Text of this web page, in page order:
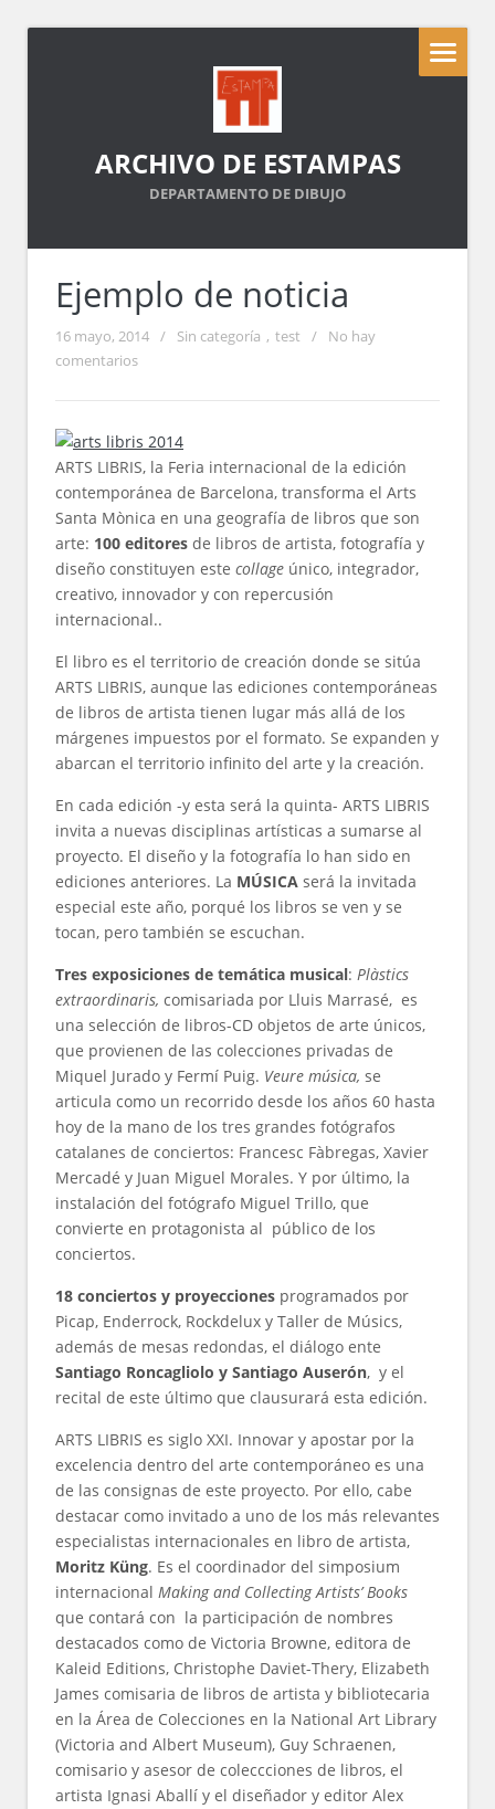
ARCHIVO DE ESTAMPAS
DEPARTAMENTO DE DIBUJO
Ejemplo de noticia
16 mayo, 2014 / Sin categoría , test /
No hay
comentarios
ARTS LIBRIS, la Feria internacional de la edición
contemporánea de Barcelona, transforma el Arts
Santa Mònica en una geografía de libros que son
arte: 100 editores de libros de artista, fotografía y
diseño constituyen este collage único, integrador,
creativo, innovador y con repercusión
internacional..
El libro es el territorio de creación donde se sitúa
ARTS LIBRIS, aunque las ediciones contemporáneas
de libros de artista tienen lugar más allá de los
márgenes impuestos por el formato. Se expanden y
abarcan el territorio infinito del arte y la creación.
En cada edición -y esta será la quinta- ARTS LIBRIS
invita a nuevas disciplinas artísticas a sumarse al
proyecto. El diseño y la fotografía lo han sido en
ediciones anteriores. La MÚSICA será la invitada
especial este año, porqué los libros se ven y se
tocan, pero también se escuchan.
Tres exposiciones de temática musical: Plàstics
extraordinaris, comisariada por Lluis Marrasé, es
una selección de libros-CD objetos de arte únicos,
que provienen de las colecciones privadas de
Miquel Jurado y Fermí Puig. Veure música, se
articula como un recorrido desde los años 60 hasta
hoy de la mano de los tres grandes fotógrafos
catalanes de conciertos: Francesc Fàbregas, Xavier
Mercadé y Juan Miguel Morales. Y por último, la
instalación del fotógrafo Miguel Trillo, que
convierte en protagonista al público de los
conciertos.
18 conciertos y proyecciones programados por
Picap, Enderrock, Rockdelux y Taller de Músics,
además de mesas redondas, el diálogo ente
Santiago Roncagliolo y Santiago Auserón, y el
recital de este último que clausurará esta edición.
ARTS LIBRIS es siglo XXI. Innovar y apostar por la
excelencia dentro del arte contemporáneo es una
de las consignas de este proyecto. Por ello, cabe
destacar como invitado a uno de los más relevantes
especialistas internacionales en libro de artista,
Moritz Küng. Es el coordinador del simposium
internacional Making and Collecting Artists’ Books
que contará con la participación de nombres
destacados como de Victoria Browne, editora de
Kaleid Editions, Christophe Daviet-Thery, Elizabeth
James comisaria de libros de artista y bibliotecaria
en la Área de Colecciones en la National Art Library
(Victoria and Albert Museum), Guy Schraenen,
comisario y asesor de coleccciones de libros, el
artista Ignasi Aballí y el diseñador y editor Alex